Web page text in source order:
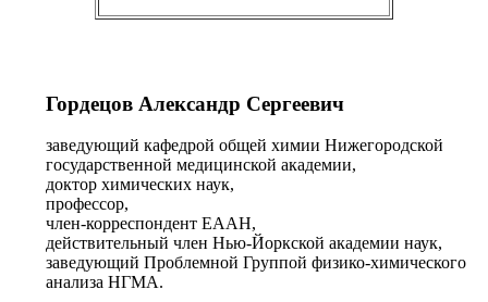
Гордецов Александр Сергеевич
заведующий кафедрой общей химии Нижегородской
государственной медицинской академии,
доктор химических наук,
профессор,
член-корреспондент ЕААН,
действительный член Нью-Йоркской академии наук,
заведующий Проблемной Группой физико-химического
анализа НГМА.